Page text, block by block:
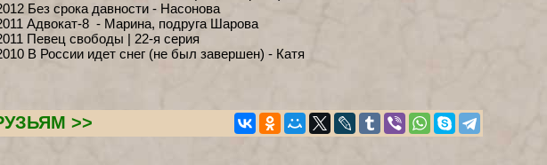
Без срока давности - Насонова
Адвокат-8 - Марина, подруга Шарова
Певец свободы | 22-я серия
В России идет снег (не был завершен) - Катя
>>